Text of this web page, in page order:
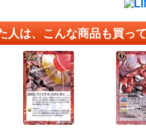
人は、こんな商品も買っ